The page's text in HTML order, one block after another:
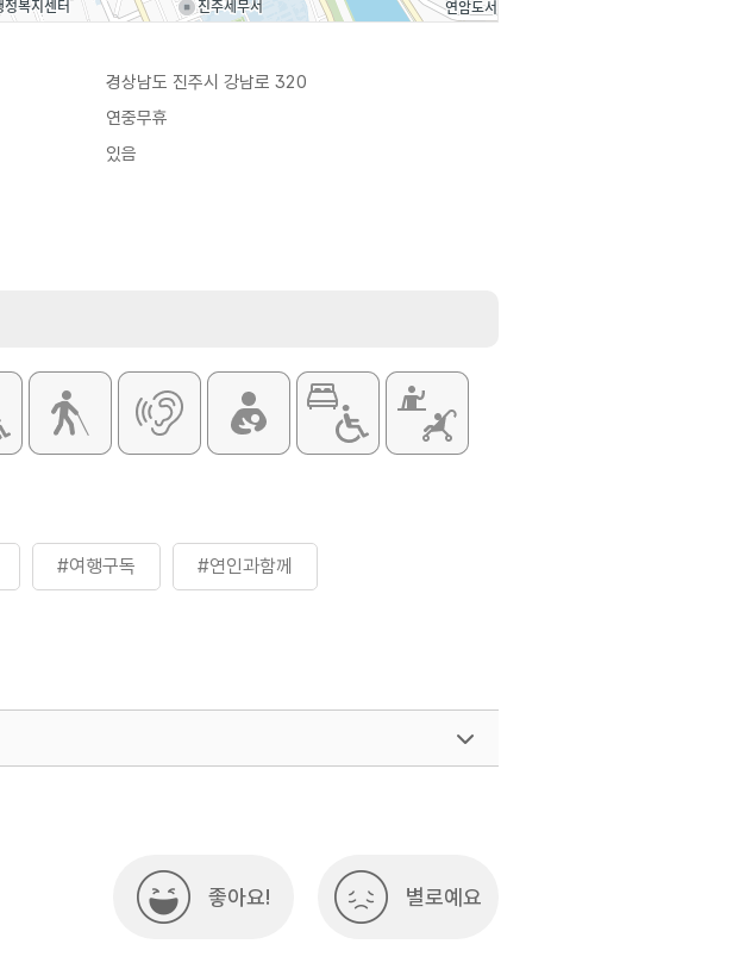
경상남도 진주시 강남로 320
연중무휴
있음
#여행구독 #연인과함께
좋아요! 별로예요